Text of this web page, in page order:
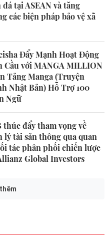
tại ASEAN và tăng
các biện pháp bảo vệ xã
Đẩy Mạnh Hoạt Động
Cầu với MANGA MILLION
Tảng Manga (Truyện
Nhật Bản) Hỗ Trợ 100
Ngữ
thúc đẩy tham vọng về
lý tài sản thông qua quan
tác phân phối chiến lược
Global Investors